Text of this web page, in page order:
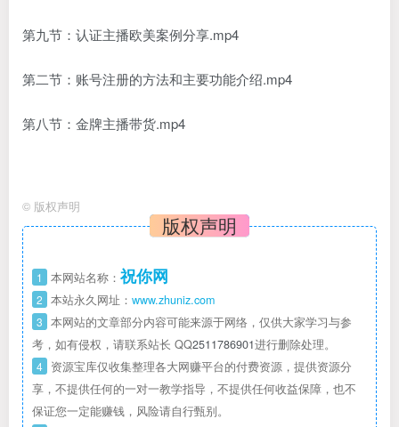
第九节：认证主播欧美案例分享.mp4
第二节：账号注册的方法和主要功能介绍.mp4
第八节：金牌主播带货.mp4
© 版权声明
版权声明
1 本网站名称： 祝你网
2 本站永久网址： www.zhuniz.com
3 本网站的文章部分内容可能来源于网络，仅供大家学习与参
考，如有侵权，请联系站长 QQ2511786901进行删除处理。
4 资源宝库仅收集整理各大网赚平台的付费资源，提供资源分
享，不提供任何的一对一教学指导，不提供任何收益保障，也不
保证您一定能赚钱，风险请自行甄别。